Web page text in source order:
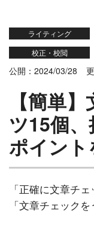
ライティング
校正・校閲
公開：2024/03/28
【簡単
ツ15個
ポイント
「正確に文章チ
「文章チェック